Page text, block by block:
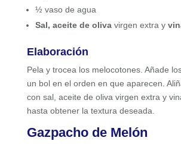
½ vaso de agua
Sal, aceite de olivavirgen extra y
Elaboración
Pela y trocea los melocotones. Añade
un bol en el orden en que aparecen.
con sal, aceite de oliva virgen extra y
hasta obtener la textura deseada.
Gazpacho de Melón